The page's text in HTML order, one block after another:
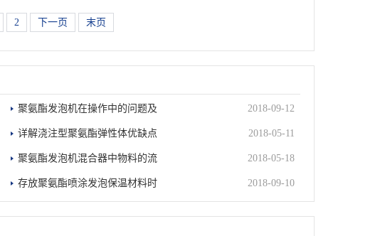
2 下一页 末页
聚氨酯发泡机在操作中的问题及 2018-09-12
详解浇注型聚氨酯弹性体优缺点 2018-05-11
聚氨酯发泡机混合器中物料的流 2018-05-18
存放聚氨酯喷涂发泡保温材料时 2018-09-10